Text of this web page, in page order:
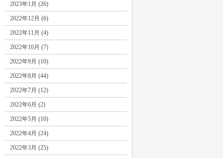
2023年1月 (26)
2022年12月 (6)
2022年11月 (4)
2022年10月 (7)
2022年9月 (10)
2022年8月 (44)
2022年7月 (12)
2022年6月 (2)
2022年5月 (10)
2022年4月 (24)
2022年3月 (25)